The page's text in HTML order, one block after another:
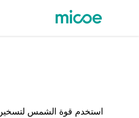
الدعم والخدمات
استخدم قوة الشمس